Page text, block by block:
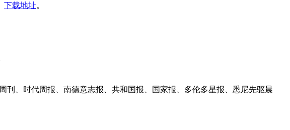
下载地址。
、时代周报、南德意志报、共和国报、国家报、多伦多星报、悉尼先驱晨